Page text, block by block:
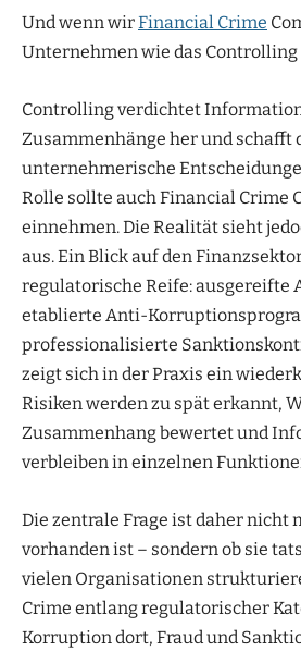
Und wenn wirFinancial Crime
Unternehmen wie das
Controlling verdichtet
Zusammenhänge her und schafft
unternehmerische
Rolle sollte auch Financial Crime
einnehmen. Die Realität sieht
aus. Ein Blick auf den
regulatorische Reife: ausgereifte
etablierte Anti-
professionalisierte
zeigt sich in der Praxis ein
Risiken werden zu spät erkannt,
Zusammenhang bewertet und
verbleiben in einzelnen
Die zentrale Frage ist daher nicht
vorhanden ist – sondern ob sie
vielen Organisationen
Crime entlang regulatorischer
Korruption dort, Fraud und